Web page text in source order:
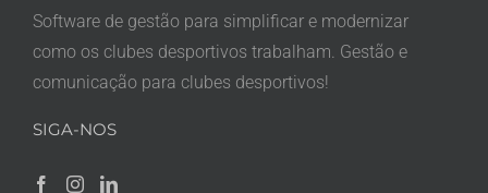
Software de gestão para simplificar e modernizar
como os clubes desportivos trabalham. Gestão e
comunicação para clubes desportivos!
SIGA-NOS